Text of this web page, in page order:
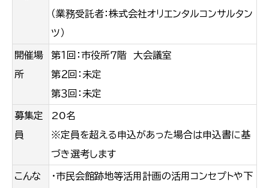
（業務受託者：株式会社オリエンタルコンサルタン
ツ）
開催場
所
第１回：市役所７階 大会議室
第２回：未定
第３回：未定
募集定
員
20名
※定員を超える申込があった場合は申込書に基
づき選考します
こんな
・市民会館跡地等活用計画の活用コンセプトや下